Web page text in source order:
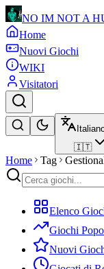
NO IM NOT A
Home
Nuovi Giochi
WIKI
Visitatori
🇮🇹
Home Tag
Elenco
Giochi
Nuovi